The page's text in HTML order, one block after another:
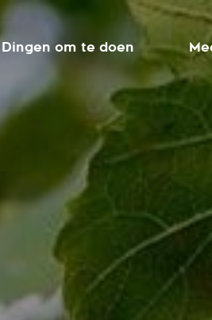
Dingen om te doen